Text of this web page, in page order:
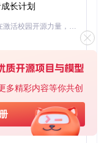
多精彩内容等你共创
长计划
「源启盛夏」暑期校园开发者成长计划旨在激活校园开源力量，通过积分激励、认证扶持、资源倾斜等形式，引导高校组织和开发者完成「入驻 — 建项目 — 做贡献 — 获认证 — 得资源」的完整闭环。无论你是想带领社团入驻平台的组织者，还是希望用代码贡献证明自己的开发者，都能在这里找到属于你的成长路径。
基于Python的Xiaozhi AI，适用于想要完整Xiaozhi体验而无需拥有专用硬件的用户。